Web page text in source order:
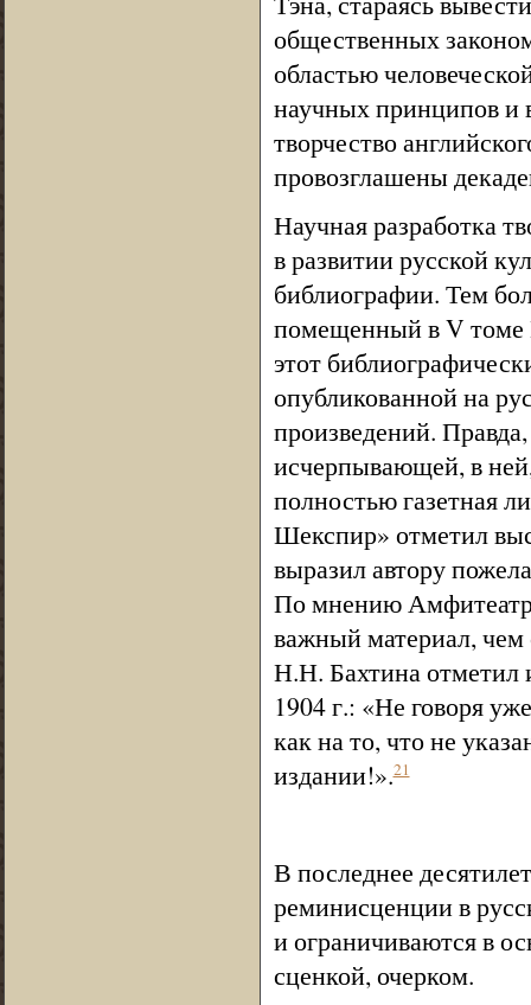
общественных
областью
научных принципов и
творчество
провозглашены
Научная разработка
в развитии русской
библиографии. Тем
помещенный в V томе
этот
опубликованной на
произведений.
исчерпывающей, в
полностью газетная
Шекспир» отметил
выразил автору
По мнению
важный материал, чем
Н.Н. Бахтина отметил
1904 г.: «Не говоря
как на то, что не
издании!».21
В последнее
реминисценции в
и ограничиваются в
сценкой, очерком.